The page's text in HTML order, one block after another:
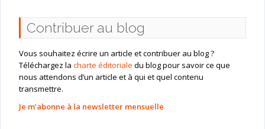
Contribuer au blog
Vous souhaitez écrire un article et contribuer au blog ?
Téléchargez la charte éditoriale du blog pour savoir ce que
nous attendons d’un article et à qui et quel contenu
transmettre.
Je m’abonne à la newsletter mensuelle